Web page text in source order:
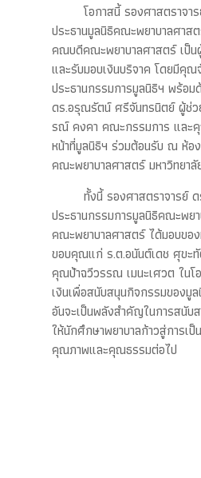
โอกาสนี้ รองศาสตราจา
ประธานมูลนิธิคณะพยาบาลศาส
คณบดีคณะพยาบาลศาสตร์ เป็
และรับมอบเงินบริจาค โดยมีคุ
ประธานกรรมการมูลนิธิฯ พร้อม
ดร.อรุณรัตน์ ศรีจันทรนิตย์ ผู้ช่ว
รณ์ คงคา คณะกรรมการ และ
หน้าที่มูลนิธิฯ ร่วมต้อนรับ ณ ห้อ
คณะพยาบาลศาสตร์ มหาวิทยา
ทั้งนี้ รองศาสตราจารย์
ประธานกรรมการมูลนิธิคณะพ
คณะพยาบาลศาสตร์ ได้มอบขอ
ขอบคุณแก่ ร.ต.อนันต์เดช ศุขะ
คุณป้าฉวีวรรณ เมนะเศวต ในโ
เงินเพื่อสนับสนุนกิจกรรมของมู
อันจะเป็นพลังสำคัญในการสนับ
ให้นักศึกษาพยาบาลก้าวสู่การเ
คุณภาพและคุณธรรมต่อไป